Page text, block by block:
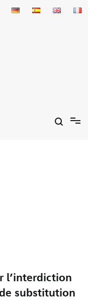
bolitionde la
l’interdiction
substitution